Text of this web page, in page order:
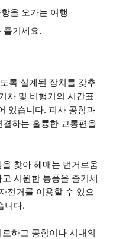
을 오가는 여행
즐기세요.
록 설계된 장치를 갖추
차 및 비행기의 시간표
있습니다. 피사 공항과
하는 훌륭한 교통편을
찾아 헤매는 번거로움
시원한 통풍을 즐기세
전거를 이용할 수 있으
니다.
하고 공항이나 시내의